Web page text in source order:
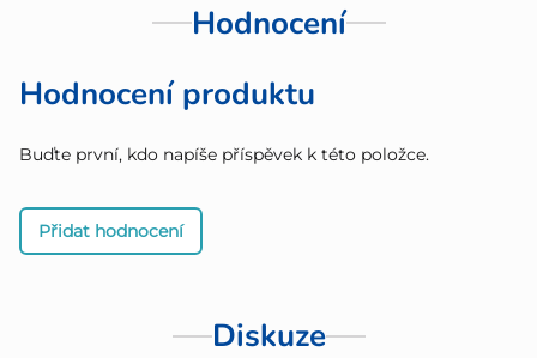
Hodnocení
Hodnocení produktu
Buďte první, kdo napíše příspěvek k této položce.
Přidat hodnocení
Diskuze